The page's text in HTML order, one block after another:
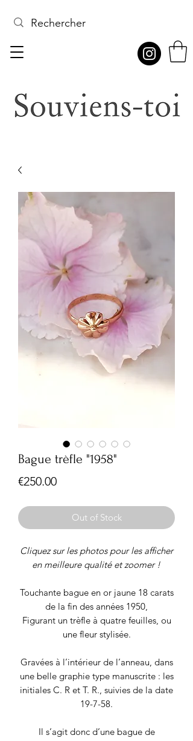
Bague trèfle "1958"
€250.00Price
Out of Stock
Cliquez sur les photos pour les afficher
en meilleure qualité et zoomer !
Touchante bague en or jaune 18 carats
de la fin des années 1950,
Figurant un trèfle à quatre feuilles, ou
une fleur stylisée.
Gravées à l’intérieur de l’anneau, dans
une belle graphie type manuscrite : les
initiales C. R et T. R., suivies de la date
19-7-58.
Il s’agit donc d’une bague de